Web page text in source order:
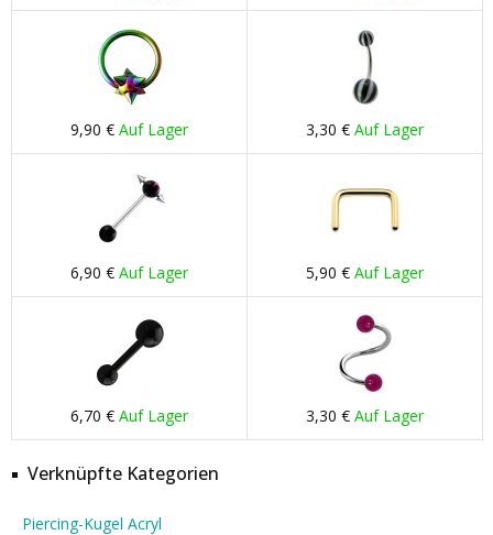
9,90 € Auf Lager 3,30 € Auf Lager
6,90 € Auf Lager 5,90 € Auf Lager
6,70 € Auf Lager 3,30 € Auf Lager
Verknüpfte Kategorien
Piercing-Kugel Acryl